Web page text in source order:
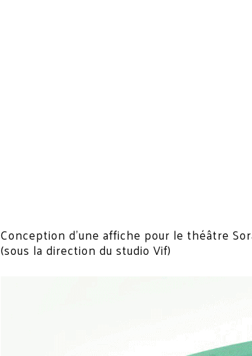
Conception d’une affiche pour le théâtre
(sous la direction du studio Vif)